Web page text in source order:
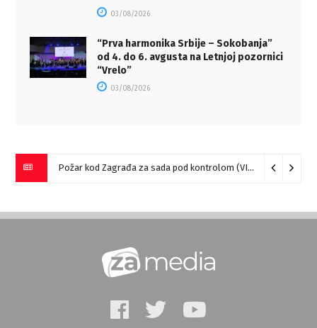
03/08/2026
“Prva harmonika Srbije – Sokobanja”
od 4. do 6. avgusta na Letnjoj pozornici
“Vrelo”
03/08/2026
Požar kod Zagrađa za sada pod kontrolom (VIDEO) 05/08/